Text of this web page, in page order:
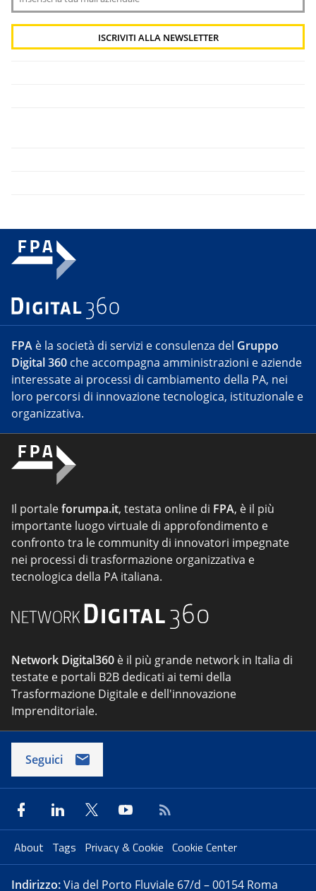
FPA è la società di servizi e consulenza del Gruppo
Digital 360 che accompagna amministrazioni e aziende
interessate ai processi di cambiamento della PA, nei
loro percorsi di innovazione tecnologica, istituzionale e
organizzativa.
Il portaleforumpa.it, testata online di FPA, è il più
importante luogo virtuale di approfondimento e
confronto tra le community di innovatori impegnate
nei processi di trasformazione organizzativa e
tecnologica della PA italiana.
Network Digital360 è il più grande network in Italia di
testate e portali B2B dedicati ai temi della
Trasformazione Digitale e dell'innovazione
Imprenditoriale.
Seguici
About Tags Privacy & Cookie Cookie Center
Indirizzo:Via del Porto Fluviale 67/d – 00154 Roma